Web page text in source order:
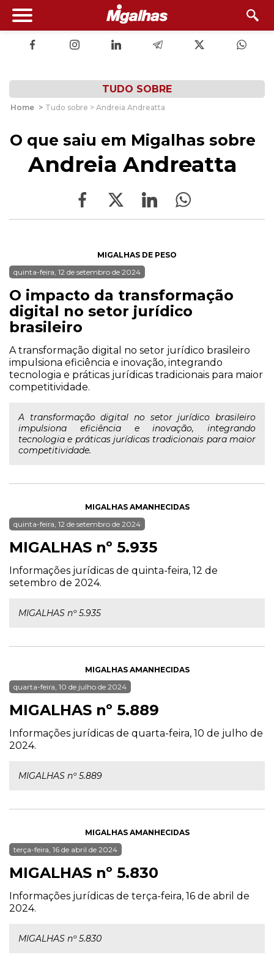
TUDO SOBRE
Home > Tudo sobre > Andreia Andreatta
O que saiu em Migalhas sobre
Andreia Andreatta
MIGALHAS DE PESO
quinta-feira, 12 de setembro de 2024
O impacto da transformação
digital no setor jurídico
brasileiro
A transformação digital no setor jurídico brasileiro
impulsiona eficiência e inovação, integrando
tecnologia e práticas jurídicas tradicionais para maior
competitividade.
A transformação digital no setor jurídico brasileiro
impulsiona eficiência e inovação, integrando
tecnologia e práticas jurídicas tradicionais para maior
competitividade.
MIGALHAS AMANHECIDAS
quinta-feira, 12 de setembro de 2024
MIGALHAS nº 5.935
Informações jurídicas de quinta-feira, 12 de
setembro de 2024.
MIGALHAS nº 5.935
MIGALHAS AMANHECIDAS
quarta-feira, 10 de julho de 2024
MIGALHAS nº 5.889
Informações jurídicas de quarta-feira, 10 de julho de
2024.
MIGALHAS nº 5.889
MIGALHAS AMANHECIDAS
terça-feira, 16 de abril de 2024
MIGALHAS nº 5.830
Informações jurídicas de terça-feira, 16 de abril de
2024.
MIGALHAS nº 5.830